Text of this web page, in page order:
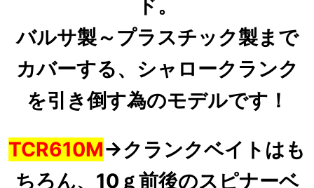
ド。
バルサ製～プラスチック製まで
カバーする、シャロークランク
を引き倒す為のモデルです！
TCR610M→クランクベイトはも
ちろん、10ｇ前後のスピナーベ